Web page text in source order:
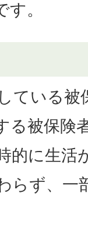
。
ている
る被保険
的に生活
らず、一